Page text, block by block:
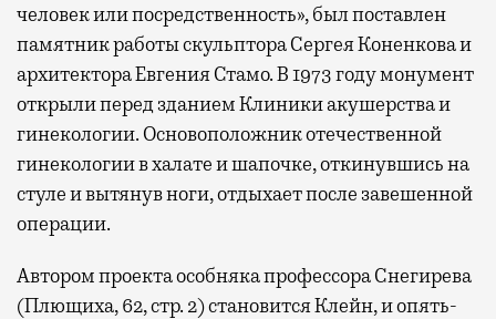
человек или посредственность», был поставлен
памятник работы скульптора Сергея Коненкова и
архитектора Евгения Стамо. В 1973 году монумент
открыли перед зданием Клиники акушерства и
гинекологии. Основоположник отечественной
гинекологии в халате и шапочке, откинувшись на
стуле и вытянув ноги, отдыхает после завешенной
операции.
Автором проекта особняка профессора Снегирева
(Плющиха, 62, стр. 2) становится Клейн, и опять-